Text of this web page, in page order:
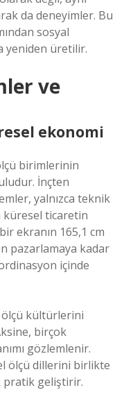
da deneyimler. Bu
sosyal
yeniden üretilir.
ve
ekonomi
birimlerinin
İnçten
yalnızca teknik
küresel ticaretin
ekranın 165,1 cm
pazarlamaya kadar
içinde
kültürlerini
birçok
gözlemlenir.
ölçü dillerini birlikte
geliştirir.